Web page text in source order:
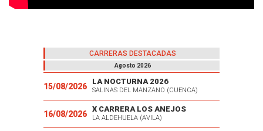
CARRERAS DESTACADAS
Agosto 2026
15/08/2026
LA NOCTURNA 2026
SALINAS DEL MANZANO (CUENCA)
16/08/2026
X CARRERA LOS ANEJOS
LA ALDEHUELA (AVILA)